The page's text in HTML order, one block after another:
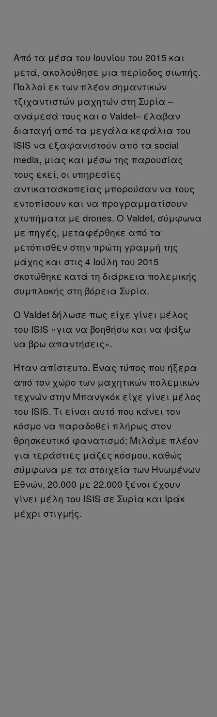
Από τα μέσα του Ιουνίου του 2015 και
μετά, ακολούθησε μια περίοδος σιωπής.
Πολλοί εκ των πλέον σημαντικών
τζιχαντιστών μαχητών στη Συρία –
ανάμεσά τους και ο Valdet– έλαβαν
διαταγή από τα μεγάλα κεφάλια του
ISIS να εξαφανιστούν από τα social
media, μιας και μέσω της παρουσίας
τους εκεί, οι υπηρεσίες
αντικατασκοπείας μπορούσαν να τους
εντοπίσουν και να προγραμματίσουν
χτυπήματα με drones. Ο Valdet, σύμφωνα
με πηγές, μεταφέρθηκε από τα
μετόπισθεν στην πρώτη γραμμή της
μάχης και στις 4 Ιούλη του 2015
σκοτώθηκε κατά τη διάρκεια πολεμικής
συμπλοκής στη βόρεια Συρία.
Ο Valdetδήλωσε πως είχε γίνει μέλος
του ISIS «για να βοηθήσω και να ψάξω
να βρω απαντήσεις».
Ήταν απίστευτο. Ένας τύπος που ήξερα
από τον χώρο των μαχητικών πολεμικών
τεχνών στην Μπανγκόκ είχε γίνει μέλος
του ISIS. Τι είναι αυτό που κάνει τον
κόσμο να παραδοθεί πλήρως στον
θρησκευτικό φανατισμό; Μιλάμε πλέον
για τεράστιες μάζες κόσμου, καθώς
σύμφωνα με τα στοιχεία των Ηνωμένων
Εθνών, 20.000 με 22.000 ξένοι έχουν
γίνει μέλη του ISIS σε Συρία και Ιράκ
μέχρι στιγμής.